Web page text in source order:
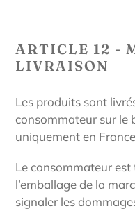
ARTICLE 12 -
LIVRAISON
Les produits sont
consommateur sur le
uniquement en
Le consommateur est
l’emballage de la
signaler les